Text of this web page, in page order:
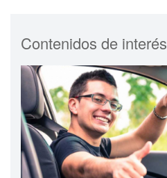
Contenidos de interés